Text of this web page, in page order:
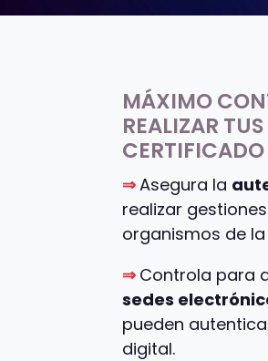
MÁXIMO
REALIZAR
⇒Asegura la
realizar
organismos de
⇒ Controla para
sedes
pueden
digital.